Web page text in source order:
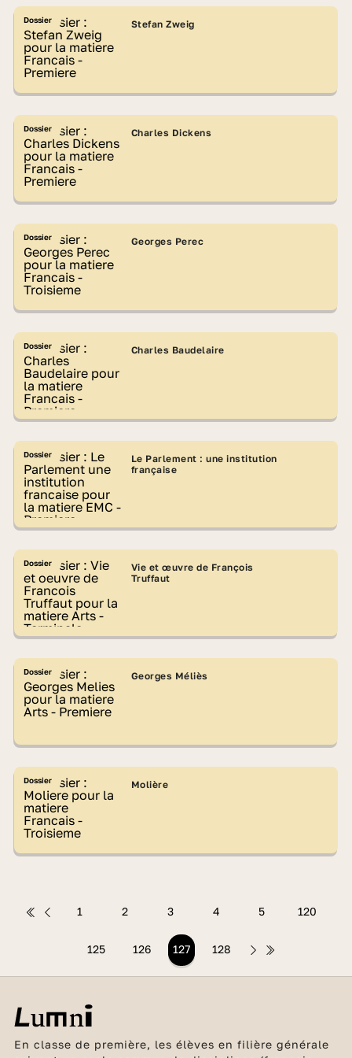
Dossier Stefan Zweig
Dossier Charles Dickens
Dossier Georges Perec
Dossier Charles Baudelaire
Dossier
Le Parlement : une institution
française
Dossier
Vie et œuvre de François
Truffaut
Dossier Georges Méliès
Dossier Molière
1 2 3 4 5 120
125 126 127 128
En classe de première, les élèves en filière générale